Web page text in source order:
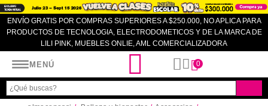
ENVÍO GRATIS POR COMPRAS SUPERIORES A $250.000, NO APLICA PARA
PRODUCTOS DE TECNOLOGIA, ELECTRODOMETICOS Y DE LA MARCA DE
LILI PINK, MUEBLES ONLIE, AML COMERCIALIZADORA
MENÚ
Almacenes SI
0